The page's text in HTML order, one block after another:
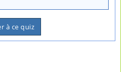
à ce quiz